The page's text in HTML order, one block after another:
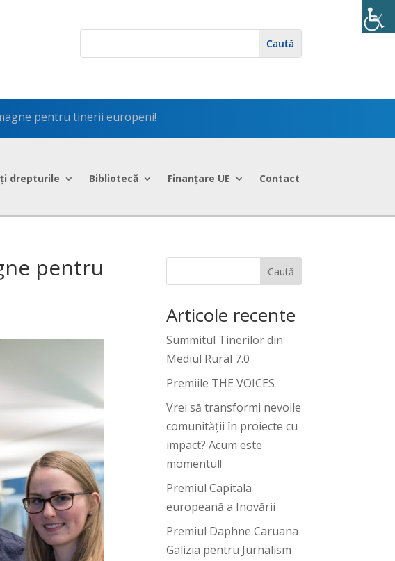
pentru tinerii europeni!
drepturile Bibliotecă Finanțare UE Contact
pentru Caută
Articole recente
Summitul Tinerilor din
Mediul Rural 7.0
Premiile THE VOICES
Vrei să transformi nevoile
comunității în proiecte cu
impact? Acum este
momentul!
Premiul Capitala
europeană a Inovării
Premiul Daphne Caruana
Galizia pentru Jurnalism